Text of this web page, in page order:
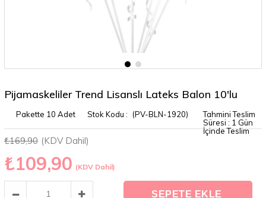
Pijamaskeliler Trend Lisanslı Lateks Balon 10'lu
(PV-BLN-1920)
₺169,90 (KDV Dahil)
₺109,90 (KDV Dahil)
Tahmini Teslim
Süresi : 1 Gün
İçinde Teslim
Pakette 10 Adet